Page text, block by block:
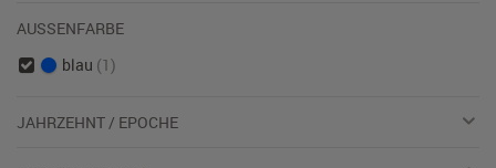
AUSSENFARBE
blau (1)
JAHRZEHNT / EPOCHE